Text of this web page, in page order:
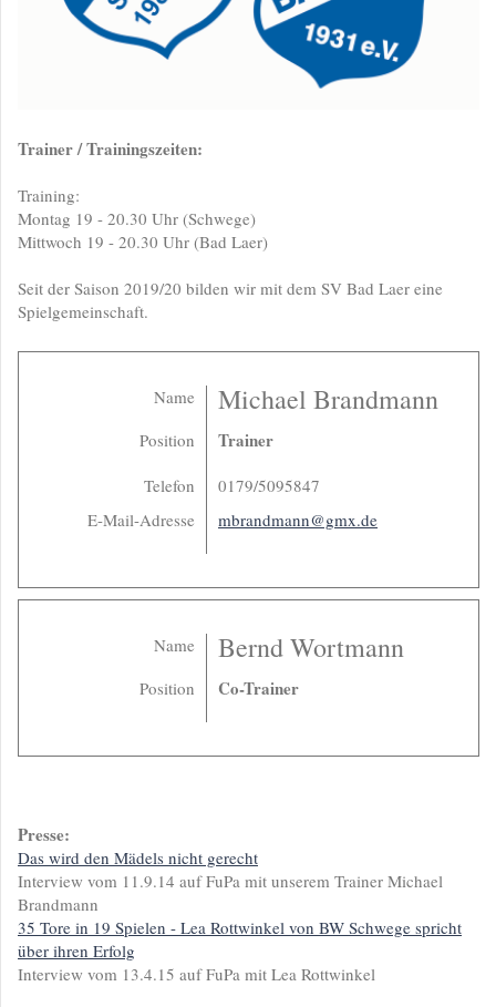
Trainer / Trainingszeiten:
Training:
Montag 19 - 20.30 Uhr (Schwege)
Mittwoch 19 - 20.30 Uhr (Bad Laer)
Seit der Saison 2019/20 bilden wir mit dem SV Bad Laer eine
Spielgemeinschaft.
Name Michael Brandmann
Position Trainer
Telefon
0179/5095847
E-Mail-Adresse
mbrandmann@gmx.de
Name Bernd Wortmann
Position Co-Trainer
Presse:
Das wird den Mädels nicht gerecht
Interview vom 11.9.14 auf FuPa mit unserem Trainer Michael
Brandmann
35 Tore in 19 Spielen - Lea Rottwinkel von BW Schwege spricht
über ihren Erfolg
Interview vom 13.4.15 auf FuPa mit Lea Rottwinkel